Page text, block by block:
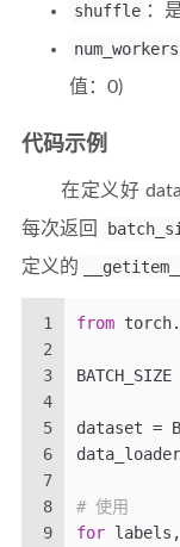
shuffle ：
num_workers
值：0)
代码示例
在定义好
每次返回
定义的
1
2
3
4
5
6
7
8
9
from
BATCH_SIZE
dataset =
# 使用
for